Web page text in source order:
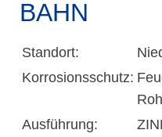
BAHN
Standort:
Korrosionsschutz:
Ausführung: